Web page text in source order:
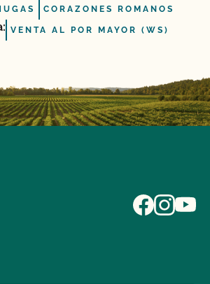
CORAZONES ROMANOS
VENTA AL POR MAYOR (WS)